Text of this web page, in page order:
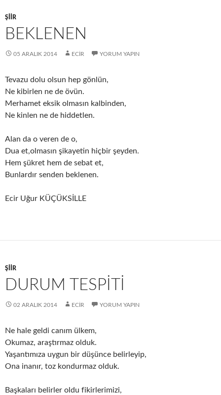
ŞIIR
BEKLENEN
05 ARALIK 2014 ECIR YORUM YAPIN
Tevazu dolu olsun hep gönlün,
Ne kibirlen ne de övün.
Merhamet eksik olmasın kalbinden,
Ne kinlen ne de hiddetlen.
Alan da o veren de o,
Dua et,olmasın şikayetin hiçbir şeyden.
Hem şükret hem de sebat et,
Bunlardır senden beklenen.
Ecir Uğur KÜÇÜKSİLLE
ŞIIR
DURUM TESPİTİ
02 ARALIK 2014 ECIR YORUM YAPIN
Ne hale geldi canım ülkem,
Okumaz, araştırmaz olduk.
Yaşantımıza uygun bir düşünce belirleyip,
Ona inanır, toz kondurmaz olduk.
Başkaları belirler oldu fikirlerimizi,